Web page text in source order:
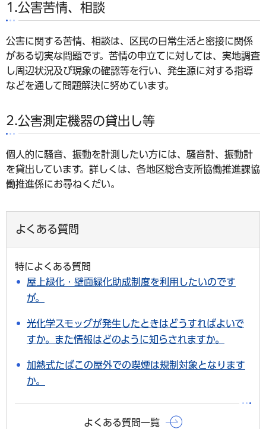
1.公害苦情、相談
公害に関する苦情、相談は、区民の日常生活と密接に関係
がある切実な問題です。苦情の申立てに対しては、実地調査
し周辺状況及び現象の確認等を行い、発生源に対する指導
などを通して問題解決に努めています。
2.公害測定機器の貸出し等
個人的に騒音、振動を計測したい方には、騒音計、振動計
を貸出しています。詳しくは、各地区総合支所協働推進課協
働推進係にお尋ねくだい。
よくある質問
特によくある質問
屋上緑化・壁面緑化助成制度を利用したいのです
が。
光化学スモッグが発生したときはどうすればよいで
すか。また情報はどのように知らされますか。
加熱式たばこの屋外での喫煙は規制対象となります
か。
よくある質問一覧